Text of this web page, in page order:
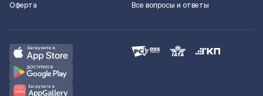
Оферта
Все вопросы и ответы